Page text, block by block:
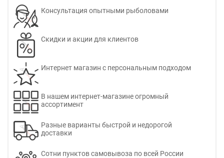
Консультация опытными рыболовами
Скидки и акции для клиентов
Интернет магазин с персональным подходом
В нашем интернет-магазине огромный
ассортимент
Разные варианты быстрой и недорогой
доставки
Сотни пунктов самовывоза по всей России